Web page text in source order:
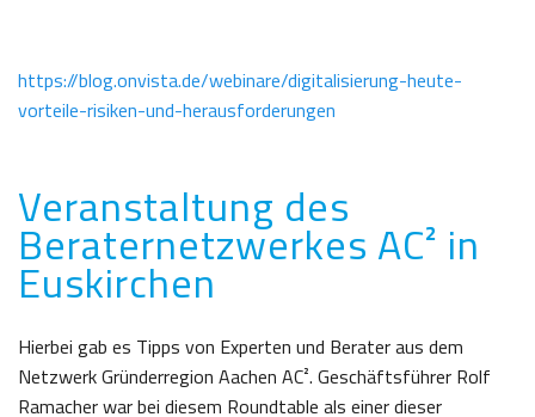
https://blog.onvista.de/webinare/digitalisierung-heute-
vorteile-risiken-und-herausforderungen
Veranstaltung des
Beraternetzwerkes AC² in
Euskirchen
Hierbei gab es Tipps von Experten und Berater aus dem
Netzwerk Gründerregion Aachen AC². Geschäftsführer Rolf
Ramacher war bei diesem Roundtable als einer dieser